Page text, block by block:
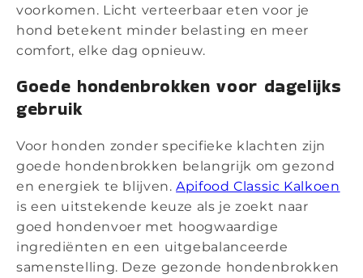
voorkomen. Licht verteerbaar eten voor je
hond betekent minder belasting en meer
comfort, elke dag opnieuw.
Goede hondenbrokken voor dagelijks
gebruik
Voor honden zonder specifieke klachten zijn
goede hondenbrokken belangrijk om gezond
en energiek te blijven.Apifood Classic Kalkoen
is een uitstekende keuze als je zoekt naar
goed hondenvoer met hoogwaardige
ingrediënten en een uitgebalanceerde
samenstelling. Deze gezonde hondenbrokken